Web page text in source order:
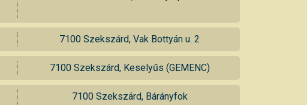
7100 Szekszárd, Vak Bottyán u. 2
7100 Szekszárd, Keselyűs (GEMENC)
7100 Szekszárd, Bárányfok